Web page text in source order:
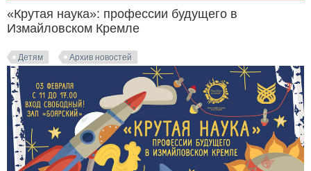
«Крутая наука»: профессии будущего в
Измайловском Кремле
Детям Архив новостей